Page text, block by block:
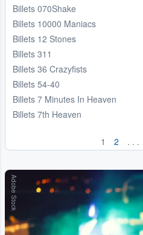
Billets 070Shake
Billets 10000 Maniacs
Billets 12 Stones
Billets 311
Billets 36 Crazyfists
Billets 54-40
Billets 7 Minutes In Heaven
Billets 7th Heaven
1 2 . . .
Adobe Stock